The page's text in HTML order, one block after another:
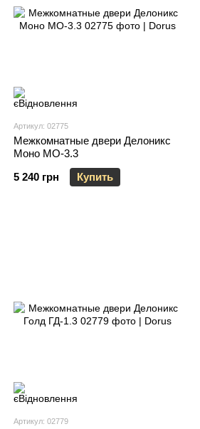
Артикул: 02775
Межкомнатные двери Делоникс
Моно МО-3.3
5 240 грн
Купить
Артикул: 02779